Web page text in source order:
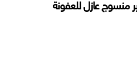
منسوج عازل للعفونة